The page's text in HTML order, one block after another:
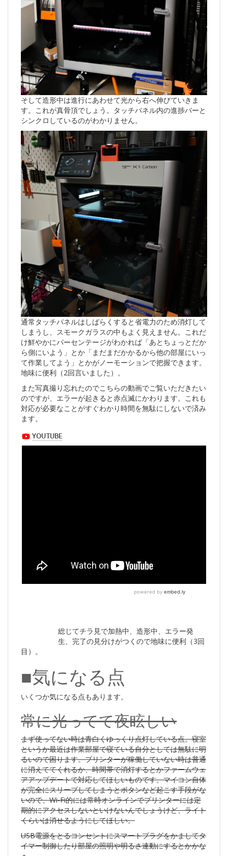
そして造形中は進行にあわせて光から右へ伸びていきま
す。これが真骨頂でしょう。タッチパネル内の進捗バーと
シンクロしているのがわかりません。
通常タッチパネルはしばらくすると省電力のため消灯して
しまうし、スモークガラスの中もよく見えません。これだ
け鮮やかにパーセンテージがわかれば「あとちょっとだか
ら側にいよう」とか「まだまだかかるから他の部屋にいっ
て作業してよう」とかがノーモーションで把握できます。
地味に便利（2回言いました）。
また写真撮り忘れたのでこちらの動画でご覧いただきたい
のですが、エラーが起きると赤点滅にかわります。これも
対応が必要なことがすぐわかり時間を無駄にしないで済み
ます。
総じてチラ見で加熱中、造形中、エラー発
生、完了の見分けがつくので地味に便利（3回
目）。
■気になる点
いくつか気になる点もあります。
常に光ってて夜眩しい
まず使ってない時は青白くゆっくり点灯している点。寝室
というか最近は作業部屋で寝ている自分としては無駄に明
るいので困ります。プリンターが稼働していない時は普通
に消えててくれるか、時間帯で消灯するとかファームウェ
アアップデートで対応してほしいものです。マイコン自体
が完全にスリープしてしまうとボタンなど起こす手段がな
いので、Wi-Fi的には常時オンラインでプリンターには定
期的にアクセスしないといけないんでしょうけど、ライト
くらいは消せるようにしてほしい。
USB電源をとるコンセントにスマートプラグをかましてタ
イマー制御したり部屋の照明や明るさ連動にするとかかな